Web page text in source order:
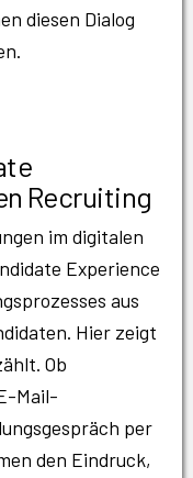
diesen Dialog
Recruiting
im digitalen
Experience
aus
Hier zeigt
Ob
Mail-
per
den Eindruck,